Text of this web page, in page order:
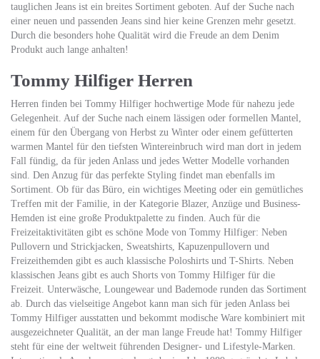
tauglichen Jeans ist ein breites Sortiment geboten. Auf der Suche nach
einer neuen und passenden Jeans sind hier keine Grenzen mehr gesetzt.
Durch die besonders hohe Qualität wird die Freude an dem Denim
Produkt auch lange anhalten!
Tommy Hilfiger Herren
Herren finden bei Tommy Hilfiger hochwertige Mode für nahezu jede
Gelegenheit. Auf der Suche nach einem lässigen oder formellen Mantel,
einem für den Übergang von Herbst zu Winter oder einem gefütterten
warmen Mantel für den tiefsten Wintereinbruch wird man dort in jedem
Fall fündig, da für jeden Anlass und jedes Wetter Modelle vorhanden
sind. Den Anzug für das perfekte Styling findet man ebenfalls im
Sortiment. Ob für das Büro, ein wichtiges Meeting oder ein gemütliches
Treffen mit der Familie, in der Kategorie Blazer, Anzüge und Business-
Hemden ist eine große Produktpalette zu finden. Auch für die
Freizeitaktivitäten gibt es schöne Mode von Tommy Hilfiger: Neben
Pullovern und Strickjacken, Sweatshirts, Kapuzenpullovern und
Freizeithemden gibt es auch klassische Poloshirts und T-Shirts. Neben
klassischen Jeans gibt es auch Shorts von Tommy Hilfiger für die
Freizeit. Unterwäsche, Loungewear und Bademode runden das Sortiment
ab. Durch das vielseitige Angebot kann man sich für jeden Anlass bei
Tommy Hilfiger ausstatten und bekommt modische Ware kombiniert mit
ausgezeichneter Qualität, an der man lange Freude hat! Tommy Hilfiger
steht für eine der weltweit führenden Designer- und Lifestyle-Marken.